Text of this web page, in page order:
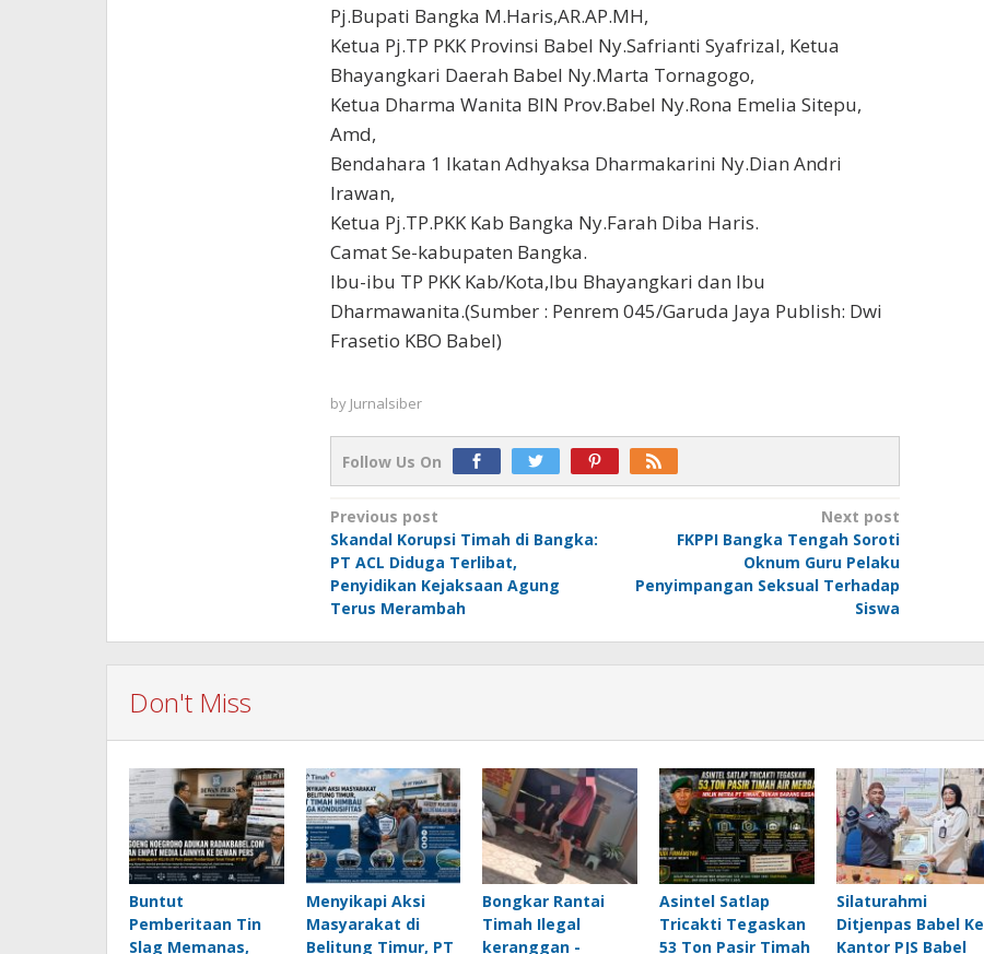
Pj.Bupati Bangka M.Haris,AR.AP.MH,
Ketua Pj.TP PKK Provinsi Babel Ny.Safrianti Syafrizal, Ketua
Bhayangkari Daerah Babel Ny.Marta Tornagogo,
Ketua Dharma Wanita BIN Prov.Babel Ny.Rona Emelia Sitepu,
Amd,
Bendahara 1 Ikatan Adhyaksa Dharmakarini Ny.Dian Andri
Irawan,
Ketua Pj.TP.PKK Kab Bangka Ny.Farah Diba Haris.
Camat Se-kabupaten Bangka.
Ibu-ibu TP PKK Kab/Kota,Ibu Bhayangkari dan Ibu
Dharmawanita.(Sumber : Penrem 045/Garuda Jaya Publish: Dwi
Frasetio KBO Babel)
by Jurnalsiber
Follow Us On
Post
navigation
Previous post
Skandal Korupsi Timah di Bangka:
PT ACL Diduga Terlibat,
Penyidikan Kejaksaan Agung
Terus Merambah
Next post
FKPPI Bangka Tengah Soroti
Oknum Guru Pelaku
Penyimpangan Seksual Terhadap
Siswa
Don't Miss
Buntut
Pemberitaan Tin
Slag Memanas,
Menyikapi Aksi
Masyarakat di
Belitung Timur, PT
Bongkar Rantai
Timah Ilegal
keranggan -
Asintel Satlap
Tricakti Tegaskan
53 Ton Pasir Timah
Silaturahmi
Ditjenpas Babel Ke
Kantor PJS Babel